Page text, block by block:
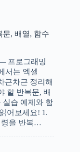
, 배열, 함수
프로그래밍
서는 엑셀
근차근 정리해
할 반복문, 배
실습 예제와 함
어보세요! 1.
령을 반복…